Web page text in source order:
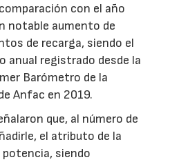
con el año
notable aumento de
de recarga, siendo el
anual registrado desde la
Barómetro de la
Anfac en 2019.
que, al número de
el atributo de la
siendo